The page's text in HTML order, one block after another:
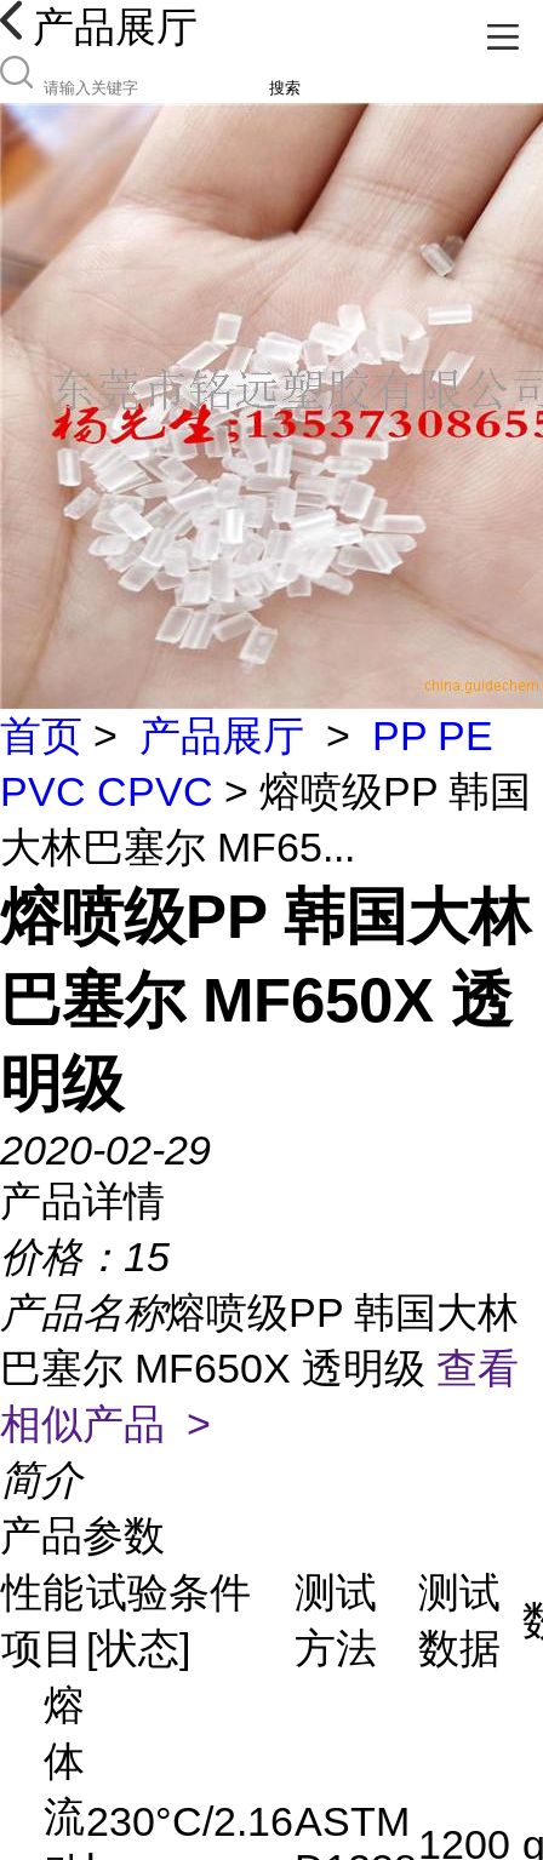
产品展厅
搜索
首页 > 产品展厅 > PP PE
PVC CPVC > 熔喷级PP 韩国
大林巴塞尔 MF65...
熔喷级PP 韩国大林
巴塞尔 MF650X 透
明级
2020-02-29
产品详情
价格： 15
产品名称熔喷级PP 韩国大林
巴塞尔 MF650X 透明级 查看
相似产品 >
简介
产品参数
性能
项目
试验条件
[状态]
测试
方法
测试
数据
熔
体
流230°C/2.16ASTM 1200